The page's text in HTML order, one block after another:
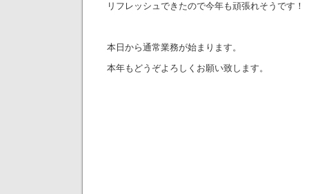
リフレッシュできたので今年も頑張れそうです！
本日から通常業務が始まります。
本年もどうぞよろしくお願い致します。